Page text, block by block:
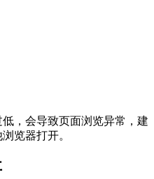
，会导致页面浏览异常，建
览器打开。